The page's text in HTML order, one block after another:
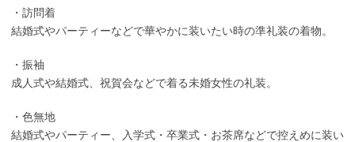
・訪問着
結婚式やパーティーなどで華やかに装いたい時の準礼装の着物。
・振袖
成人式や結婚式、祝賀会などで着る未婚女性の礼装。
・色無地
結婚式やパーティー、入学式・卒業式・お茶席などで控えめに装い